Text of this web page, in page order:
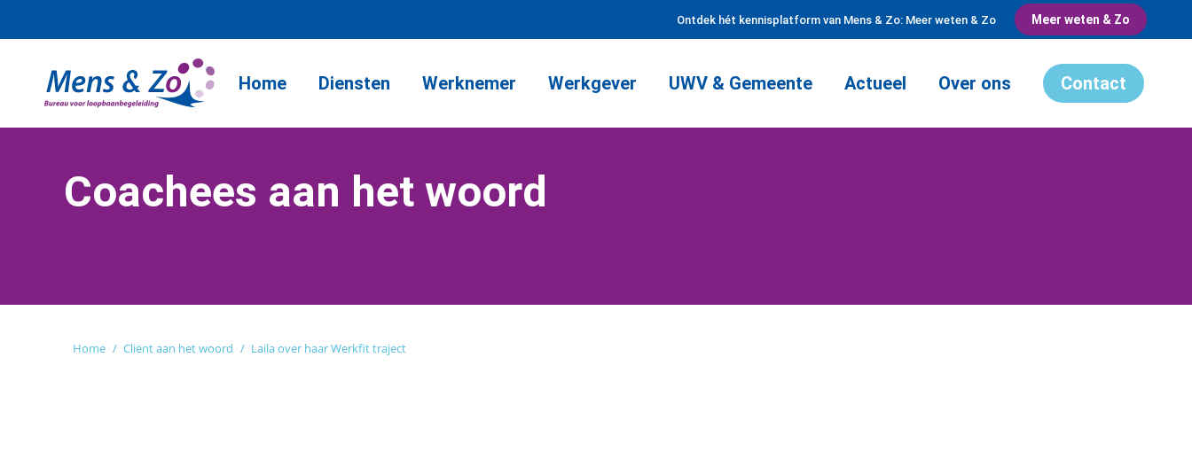
Ontdek hét kennisplatform van Mens & Zo: Meer weten & Zo Meer weten & Zo
Home Diensten Werknemer Werkgever UWV & Gemeente Actueel Over ons Contact
Coachees aan het woord
Home Cliënt aan het woord Laila over haar Werkfit traject